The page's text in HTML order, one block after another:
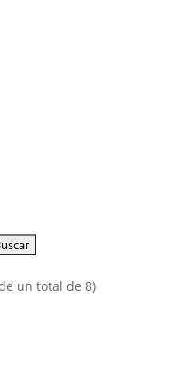
un total de 8)